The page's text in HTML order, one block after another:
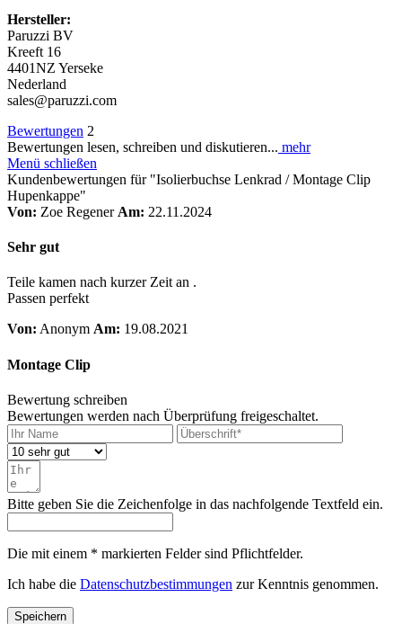
Hersteller:
Paruzzi BV
Kreeft 16
4401NZ Yerseke
Nederland
sales@paruzzi.com
Bewertungen 2
Bewertungen lesen, schreiben und diskutieren... mehr
Menü schließen
Kundenbewertungen für "Isolierbuchse Lenkrad / Montage Clip
Hupenkappe"
Von: Zoe Regener Am: 22.11.2024
Sehr gut
Teile kamen nach kurzer Zeit an .
Passen perfekt
Von: Anonym Am: 19.08.2021
Montage Clip
Bewertung schreiben
Bewertungen werden nach Überprüfung freigeschaltet.
Bitte geben Sie die Zeichenfolge in das nachfolgende Textfeld ein.
Die mit einem * markierten Felder sind Pflichtfelder.
Ich habe die Datenschutzbestimmungen zur Kenntnis genommen.
Speichern